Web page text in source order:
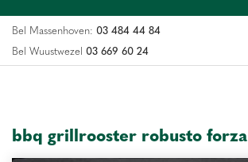
n
n
Bel Massenhoven: 03 484 44 84
Bel Wuustwezel 03 669 60 24
bbq grillrooster robusto forza